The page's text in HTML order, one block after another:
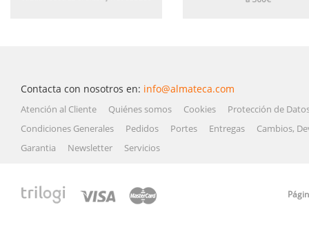
Contacta con nosotros en: info@almateca.com
Atención al Cliente Quiénes somos Cookies
Protección de
Condiciones Generales
Pedidos Portes Entregas
Cambios,
Garantia
Newsletter Servicios